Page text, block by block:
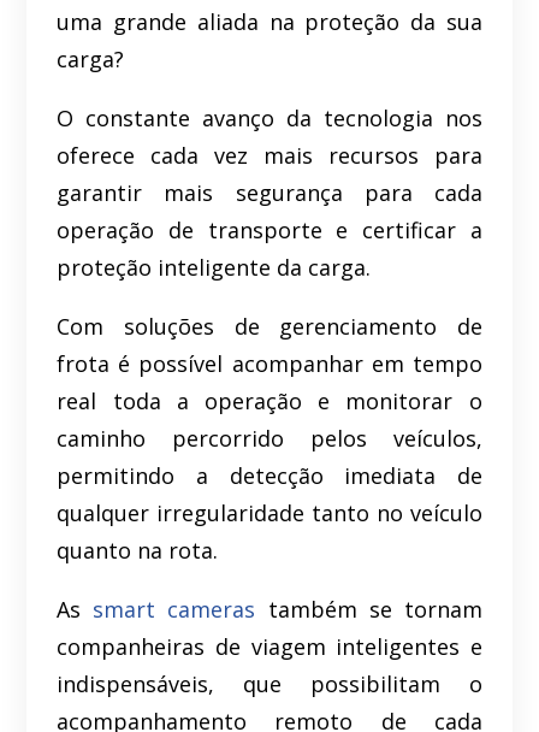
uma grande aliada na proteção da sua
carga?
O constante avanço da tecnologia nos
oferece cada vez mais recursos para
garantir mais segurança para cada
operação de transporte e certificar a
proteção inteligente da carga.
Com soluções de gerenciamento de
frota é possível acompanhar em tempo
real toda a operação e monitorar o
caminho percorrido pelos veículos,
permitindo a detecção imediata de
qualquer irregularidade tanto no veículo
quanto na rota.
As smart cameras também se tornam
companheiras de viagem inteligentes e
indispensáveis, que possibilitam o
acompanhamento remoto de cada